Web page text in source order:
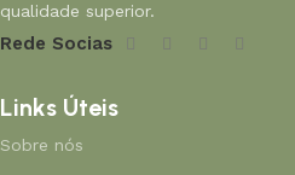
qualidade superior.
Rede Socias
Links Úteis
Sobre nós